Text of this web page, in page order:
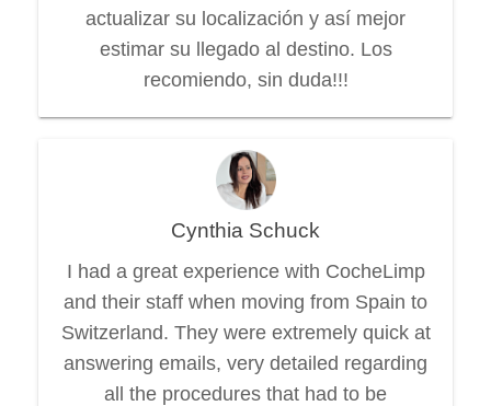
actualizar su localización y así mejor
estimar su llegado al destino. Los
recomiendo, sin duda!!!
Cynthia Schuck
I had a great experience with CocheLimp
and their staff when moving from Spain to
Switzerland. They were extremely quick at
answering emails, very detailed regarding
all the procedures that had to be